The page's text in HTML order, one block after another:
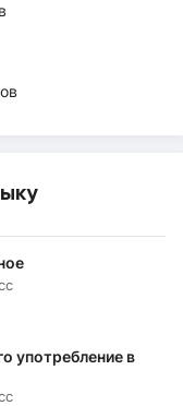
употребление в